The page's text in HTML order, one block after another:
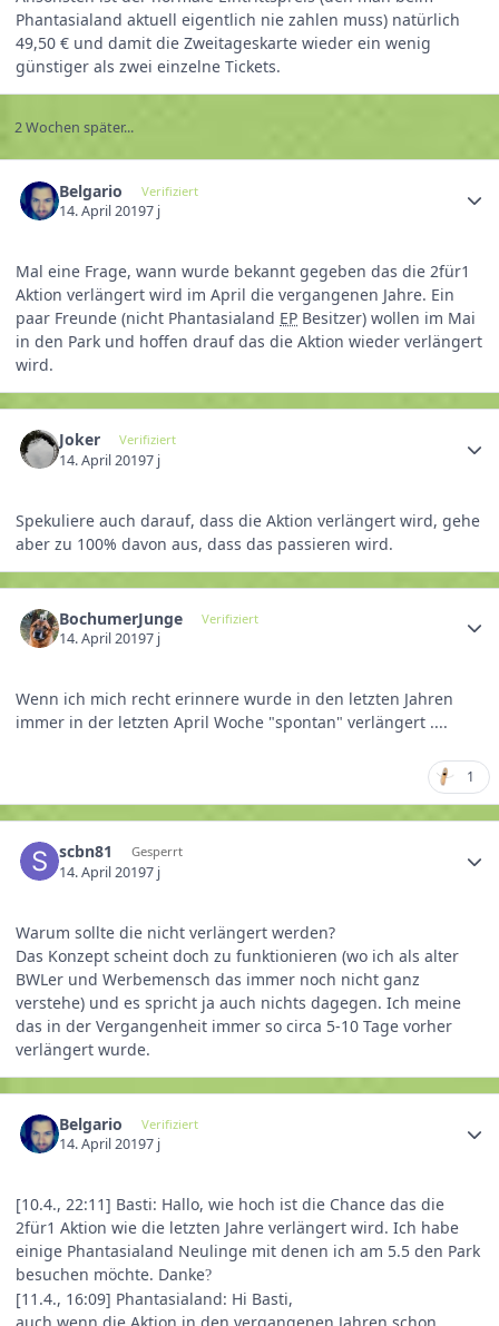
Phantasialand aktuell eigentlich nie zahlen muss) natürlich
49,50 € und damit die Zweitageskarte wieder ein wenig
günstiger als zwei einzelne Tickets.
2 Wochen später...
Belgario Verifiziert
14. April 20197 j
Mal eine Frage, wann wurde bekannt gegeben das die 2für1
Aktion verlängert wird im April die vergangenen Jahre. Ein
paar Freunde (nicht Phantasialand EP Besitzer) wollen im Mai
in den Park und hoffen drauf das die Aktion wieder verlängert
wird.
Joker Verifiziert
14. April 20197 j
Spekuliere auch darauf, dass die Aktion verlängert wird, gehe
aber zu 100% davon aus, dass das passieren wird.
BochumerJunge Verifiziert
14. April 20197 j
Wenn ich mich recht erinnere wurde in den letzten Jahren
immer in der letzten April Woche "spontan" verlängert ....
1
scbn81 Gesperrt
14. April 20197 j
Warum sollte die nicht verlängert werden?
Das Konzept scheint doch zu funktionieren (wo ich als alter
BWLer und Werbemensch das immer noch nicht ganz
verstehe) und es spricht ja auch nichts dagegen. Ich meine
das in der Vergangenheit immer so circa 5-10 Tage vorher
verlängert wurde.
Belgario Verifiziert
14. April 20197 j
[10.4., 22:11] Basti: Hallo, wie hoch ist die Chance das die
2für1 Aktion wie die letzten Jahre verlängert wird. Ich habe
einige Phantasialand Neulinge mit denen ich am 5.5 den Park
besuchen möchte. Danke?
[11.4., 16:09] Phantasialand: Hi Basti,